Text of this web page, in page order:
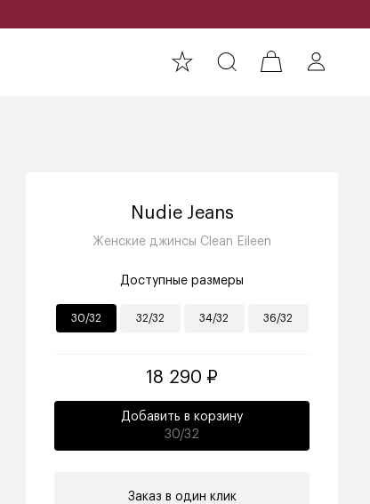
Nudie Jeans
Женские джинсы Clean Eileen
Доступные размеры
30/32 32/32 34/32 36/32
18 290 ₽
Добавить в корзину
30/32
Заказ в один клик